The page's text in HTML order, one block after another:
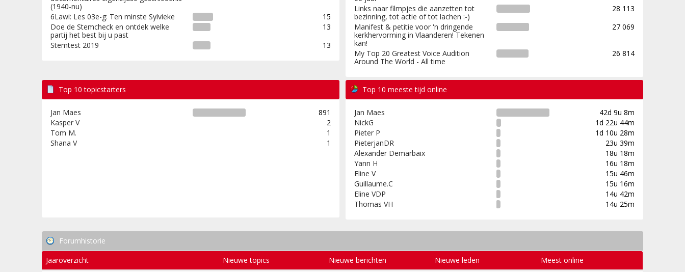
(1940-nu)
6Lawi: Les 03e-g: Ten minste Sylvieke
15
Doe de Stemcheck en ontdek welke
partij het best bij u past
13
Stemtest 2019
13
Links naar filmpjes die aanzetten tot
bezinning, tot actie of tot lachen :-)
28 113
Manifest & petitie voor 'n dringende
kerkhervorming in Vlaanderen! Tekenen
kan!
27 069
My Top 20 Greatest Voice Audition
Around The World - All time
26 814
Top 10 topicstarters
Jan Maes
891
Kasper V
2
Tom M.
1
Shana V
1
Top 10 meeste tijd online
Jan Maes
42d 9u 8m
NickG
1d 22u 44m
Pieter P
1d 10u 28m
PieterjanDR
23u 39m
Alexander Demarbaix
18u 18m
Yann H
16u 18m
Eline V
15u 46m
Guillaume.C
15u 16m
Eline VDP
14u 42m
Thomas VH
14u 25m
Forumhistorie
Jaaroverzicht
Nieuwe topics Nieuwe berichten Nieuwe leden
Meest online